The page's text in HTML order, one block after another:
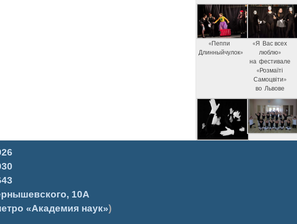
«Пеппи
Длинныйчулок»
«Я Вас всех
люблю»
на фестивале
«Розмаїті
Самоцвіти»
во Львове
10А
«Академия наук»)